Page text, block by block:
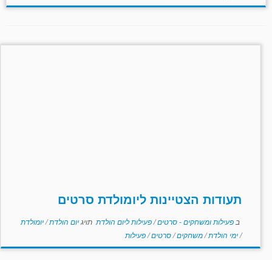
תעודות הצטיינות ליומולדת סרטים
ב פעילות ומשחקים - סרטים/פעילות ליום הולדת תויגיום הולדת/יומולדת
/ימי הולדת/משחקים/סרטים/פעילות